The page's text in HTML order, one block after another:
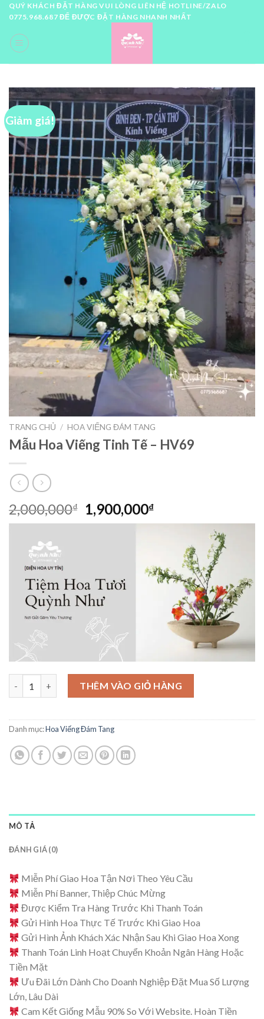
Skip
content
QUÝ KHÁCH ĐẶT HÀNG VUI LÒNG LIÊN HỆ HOTLINE/ZALO
0775.968.687 ĐỂ ĐƯỢC ĐẶT HÀNG NHANH NHẤT
Giảm giá!
TRANG CHỦ / HOA VIẾNG ĐÁM TANG
Mẫu Hoa Viếng Tinh Tế – HV69
2,000,000₫
Giá
gốc
1,900,000₫Giá
hiện
1,900,000₫.
Mẫu Hoa Viếng Tinh Tế - HV69 số lượng
THÊM VÀO GIỎ HÀNG
Danh mục:Hoa Viếng Đám Tang
MÔ TẢ
ĐÁNH GIÁ (0)
Miễn Phí Giao Hoa Tận Nơi Theo Yêu Cầu
Miễn Phí Banner, Thiệp Chúc Mừng
Được Kiểm Tra Hàng Trước Khi Thanh Toán
Gửi Hình Hoa Thực Tế Trước Khi Giao Hoa
Gửi Hình Ảnh Khách Xác Nhận Sau Khi Giao Hoa Xong
Thanh Toán Linh Hoạt Chuyển Khoản Ngân Hàng Hoặc
Tiền Mặt
Ưu Đãi Lớn Dành Cho Doanh Nghiệp Đặt Mua Số Lượng
Lớn, Lâu Dài
Cam Kết Giống Mẫu 90% So Với Website. Hoàn Tiền